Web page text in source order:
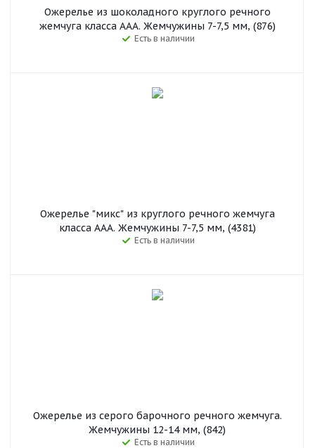
Ожерелье из шоколадного круглого речного
жемчуга класса ААА. Жемчужины 7-7,5 мм, (876)
Есть в наличии
Ожерелье "микс" из круглого речного жемчуга
класса ААА. Жемчужины 7-7,5 мм, (4381)
Есть в наличии
Ожерелье из серого барочного речного жемчуга.
Жемчужины 12-14 мм, (842)
Есть в наличии